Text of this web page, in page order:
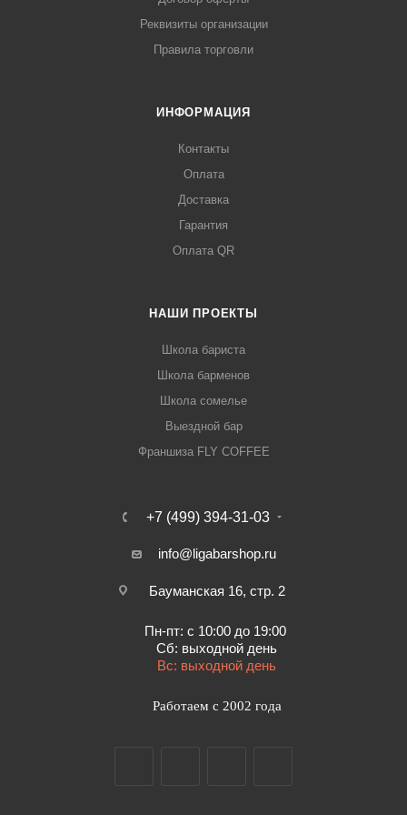
пиццы Полаир TM3pizza-GC от официального поставщика.
Доставка осуществляется по всей России, заказать можно
Реквизиты организации
Правила торговли
ИНФОРМАЦИЯ
Контакты
Оплата
Доставка
Гарантия
Оплата QR
НАШИ ПРОЕКТЫ
Школа бариста
Школа барменов
Школа сомелье
Выездной бар
Франшиза FLY COFFEE
+7 (499) 394-31-03
info@ligabarshop.ru
Бауманская 16, стр. 2
Пн-пт: с 10:00 до 19:00
Сб: выходной день
Вс: выходной день
Работаем с 2002 года